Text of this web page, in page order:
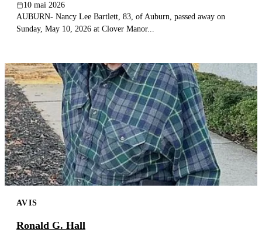
10 mai 2026
AUBURN- Nancy Lee Bartlett, 83, of Auburn, passed away on
Sunday, May 10, 2026 at Clover Manor...
AVIS
Ronald G. Hall